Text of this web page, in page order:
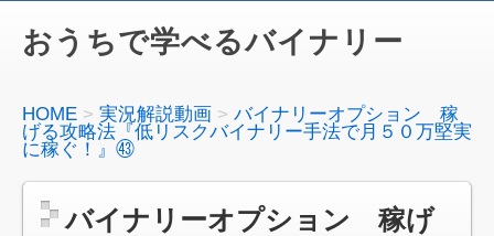
おうちで学べるバイナリー
HOME 実況解説動画
バイナリーオプション 稼
げる攻略法『低リスクバイナリー手法で月５０万堅実
に稼ぐ！』㊸
バイナリーオプション 稼げ